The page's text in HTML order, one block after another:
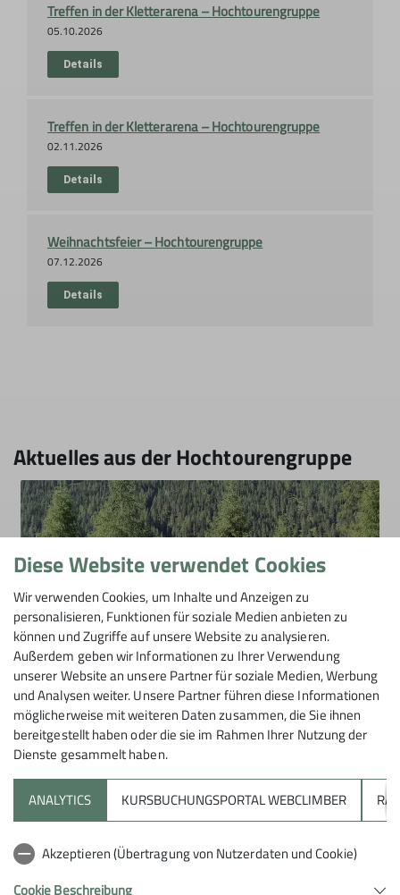
Treffen in der Kletterarena – Hochtourengruppe
05.10.2026
Details
Treffen in der Kletterarena – Hochtourengruppe
02.11.2026
Details
Weihnachtsfeier – Hochtourengruppe
07.12.2026
Details
Aktuelles aus der Hochtourengruppe
Breiter Grieskogel im Ötztal
26.06.2026
Diese Website verwendet Cookies
Wir verwenden Cookies, um Inhalte und Anzeigen zu
personalisieren, Funktionen für soziale Medien anbieten zu
können und Zugriffe auf unsere Website zu analysieren.
Außerdem geben wir Informationen zu Ihrer Verwendung
unserer Website an unsere Partner für soziale Medien, Werbung
und Analysen weiter. Unsere Partner führen diese Informationen
möglicherweise mit weiteren Daten zusammen, die Sie ihnen
bereitgestellt haben oder die sie im Rahmen Ihrer Nutzung der
Dienste gesammelt haben.
ANALYTICS KURSBUCHUNGSPORTAL WEBCLIMBER
Akzeptieren (Übertragung von Nutzerdaten und Cookie)
Cookie Beschreibung